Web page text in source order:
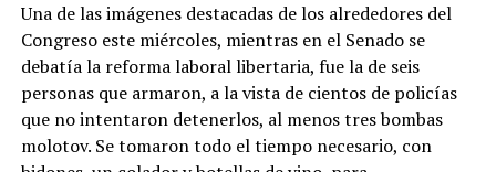
Una de las imágenes destacadas de los alrededores del
Congreso este miércoles, mientras en el Senado se
debatía la reforma laboral libertaria, fue la de seis
personas que armaron, a la vista de cientos de policías
que no intentaron detenerlos, al menos tres bombas
molotov. Se tomaron todo el tiempo necesario, con